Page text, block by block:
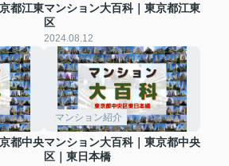
都江東マンション大百科｜東京都江東
区
2024.08.12
都中央
マンション紹介
マンション大百科｜東京都中央
区｜東日本橋